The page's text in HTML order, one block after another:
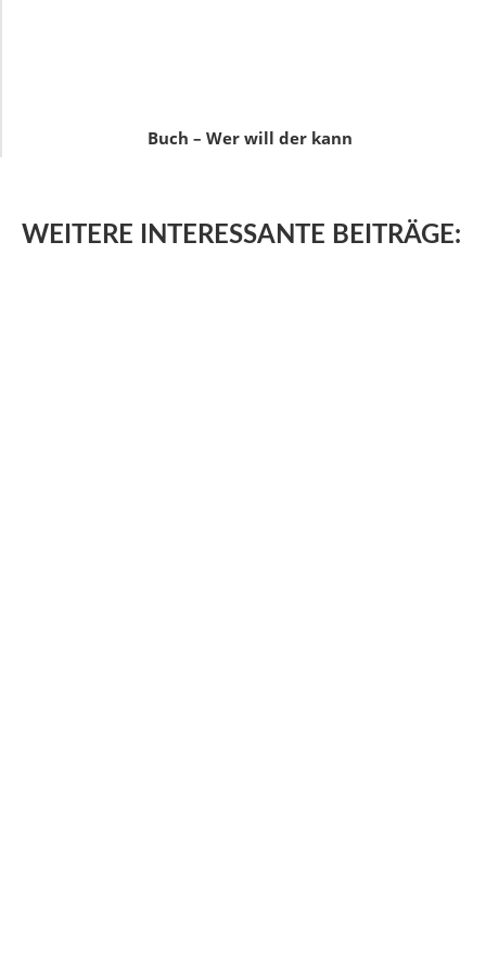
Buch – Wer will der kann
WEITERE INTERESSANTE BEITRÄGE: